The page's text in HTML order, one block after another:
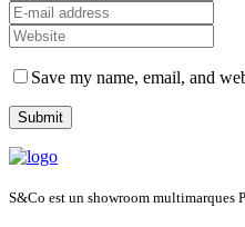
Save my name, email, and
S&Co est un showroom multimarques